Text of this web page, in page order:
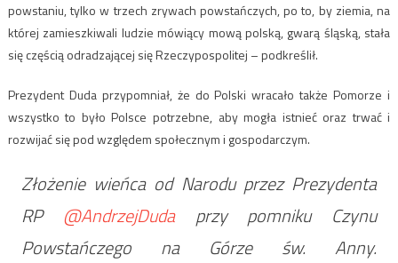
powstaniu, tylko w trzech zrywach powstańczych, po to, by ziemia, na
której zamieszkiwali ludzie mówiący mową polską, gwarą śląską, stała
się częścią odradzającej się Rzeczypospolitej – podkreślił.
Prezydent Duda przypomniał, że do Polski wracało także Pomorze i
wszystko to było Polsce potrzebne, aby mogła istnieć oraz trwać i
rozwijać się pod względem społecznym i gospodarczym.
Złożenie wieńca od Narodu przez Prezydenta
RP @AndrzejDudaprzy pomniku Czynu
Powstańczego na Górze św. Anny.